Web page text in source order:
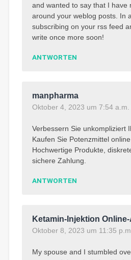
and wanted to say that I have
around your weblog posts. In
subscribing on your rss feed
write once more soon!
ANTWORTEN
manpharma
Oktober 4, 2023 um 7:54 a.m.
Verbessern Sie unkompliziert
Kaufen Sie Potenzmittel
Hochwertige Produkte,
sichere Zahlung.
ANTWORTEN
Ketamin-Injektion
Oktober 8, 2023 um 11:35
My spouse and I stumbled